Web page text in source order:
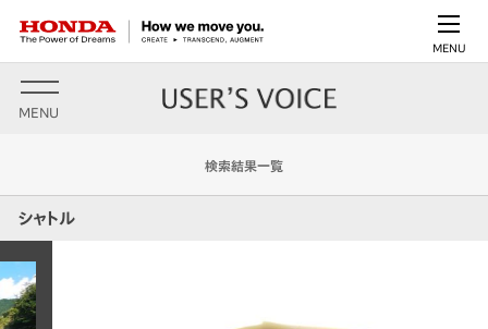
MENU
MENU
検索結果一覧
シャトル